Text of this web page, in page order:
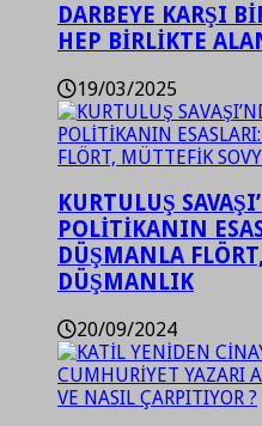
DARBEYE KARŞI
HEP BİRLİKTE
19/03/2025
KURTULUŞ
POLİTİKANIN
DÜŞMANLA
DÜŞMANLIK
20/09/2024